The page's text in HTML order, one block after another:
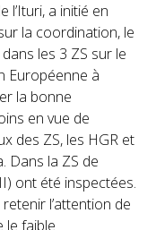
l’Ituri, a initié en
la coordination, le
les 3 ZS sur le
Européenne à
la bonne
en vue de
des ZS, les HGR et
Dans la ZS de
ont été inspectées.
l’attention de
le faible